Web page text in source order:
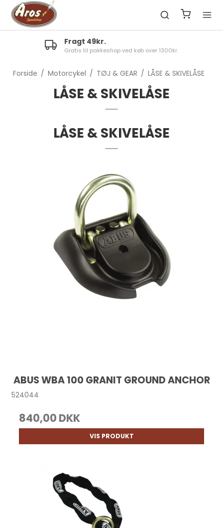
Fragt 49kr.
Gratis til pakkeshop ved køb over 1300kr.
Forside / Motorcykel / TØJ & GEAR / LÅSE & SKIVELÅSE
LÅSE & SKIVELÅSE
LÅSE & SKIVELÅSE
ABUS WBA 100 GRANIT GROUND ANCHOR
524044
840,00 DKK
VIS PRODUKT